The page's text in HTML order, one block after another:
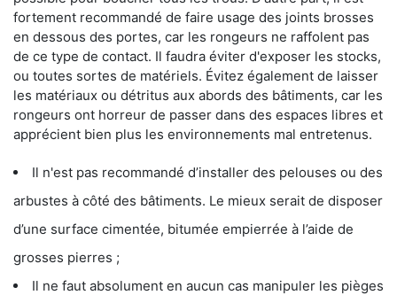
fortement recommandé de faire usage des joints brosses
en dessous des portes, car les rongeurs ne raffolent pas
de ce type de contact. Il faudra éviter d'exposer les stocks,
ou toutes sortes de matériels. Évitez également de laisser
les matériaux ou détritus aux abords des bâtiments, car les
rongeurs ont horreur de passer dans des espaces libres et
apprécient bien plus les environnements mal entretenus.
Il n'est pas recommandé d’installer des pelouses ou des
arbustes à côté des bâtiments. Le mieux serait de disposer
d’une surface cimentée, bitumée empierrée à l’aide de
grosses pierres ;
Il ne faut absolument en aucun cas manipuler les pièges